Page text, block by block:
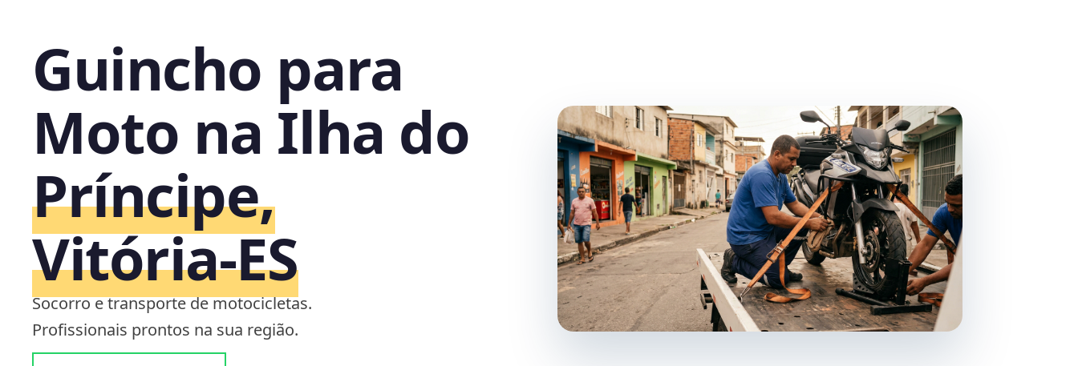
Guincho para
Moto na Ilha do
Príncipe,
Vitória‑ES
Socorro e transporte de motocicletas.
Profissionais prontos na sua região.